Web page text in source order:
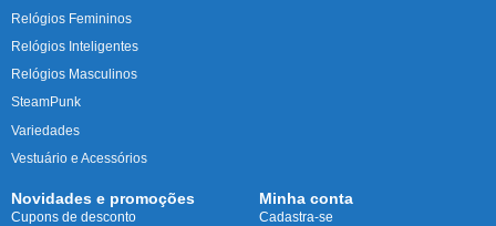
Relógios Femininos
Relógios Inteligentes
Relógios Masculinos
SteamPunk
Variedades
Vestuário e Acessórios
Novidades e promoções
Cupons de desconto
Minha conta
Cadastra-se